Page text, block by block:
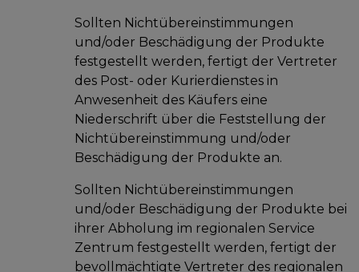
Sollten Nichtübereinstimmungen
und/oder Beschädigung der Produkte
festgestellt werden, fertigt der Vertreter
des Post- oder Kurierdienstes in
Anwesenheit des Käufers eine
Niederschrift über die Feststellung der
Nichtübereinstimmung und/oder
Beschädigung der Produkte an.
Sollten Nichtübereinstimmungen
und/oder Beschädigung der Produkte bei
ihrer Abholung im regionalen Service
Zentrum festgestellt werden, fertigt der
bevollmächtigte Vertreter des regionalen